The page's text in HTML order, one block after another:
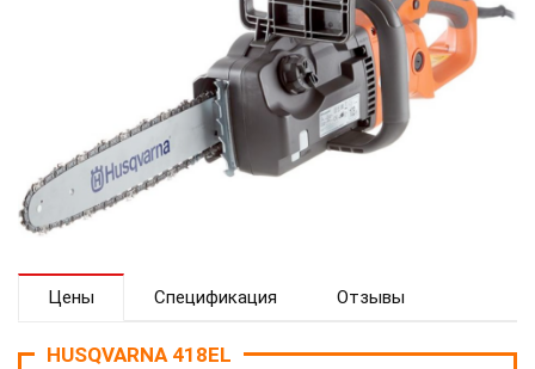
Цены Спецификация Отзывы
HUSQVARNA 418EL